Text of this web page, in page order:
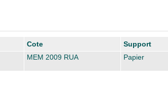
Cote Support
MEM 2009 RUA Papier